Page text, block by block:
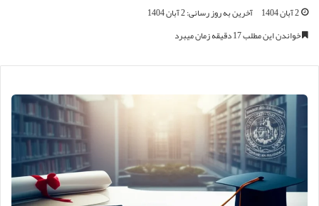
2 آبان 1404
آخرین به روز رسانی: 2 آبان 1404
خواندن این مطلب 17 دقیقه زمان میبرد